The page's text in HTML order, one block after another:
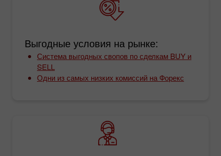
Выгодные условия на рынке:
Система выгодных свопов по сделкам BUY и
SELL
Одни из самых низких комиссий на Форекс